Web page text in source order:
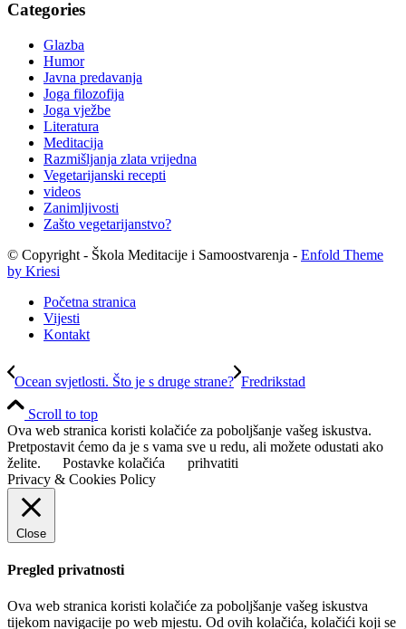
Categories
Glazba
Humor
Javna predavanja
Joga filozofija
Joga vježbe
Literatura
Meditacija
Razmišljanja zlata vrijedna
Vegetarijanski recepti
videos
Zanimljivosti
Zašto vegetarijanstvo?
© Copyright - Škola Meditacije i Samoostvarenja - Enfold Theme
by Kriesi
Početna stranica
Vijesti
Kontakt
Ocean svjetlosti. Što je s druge strane? Fredrikstad
Scroll to top
Ova web stranica koristi kolačiće za poboljšanje vašeg iskustva.
Pretpostavit ćemo da je s vama sve u redu, ali možete odustati ako
želite.
Postavke kolačića
prihvatiti
Privacy & Cookies Policy
Close
Pregled privatnosti
Ova web stranica koristi kolačiće za poboljšanje vašeg iskustva
tijekom navigacije po web mjestu. Od ovih kolačića, kolačići koji se